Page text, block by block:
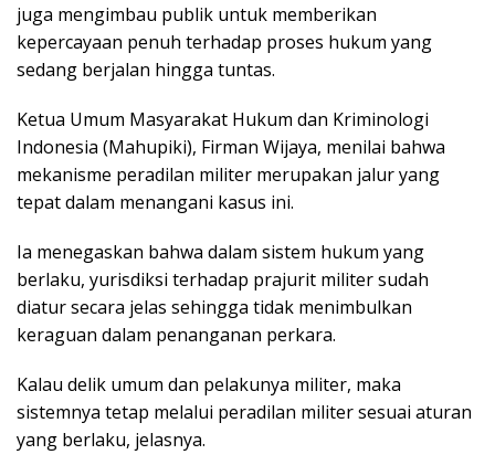
juga mengimbau publik untuk memberikan
kepercayaan penuh terhadap proses hukum yang
sedang berjalan hingga tuntas.
Ketua Umum Masyarakat Hukum dan Kriminologi
Indonesia (Mahupiki), Firman Wijaya, menilai bahwa
mekanisme peradilan militer merupakan jalur yang
tepat dalam menangani kasus ini.
Ia menegaskan bahwa dalam sistem hukum yang
berlaku, yurisdiksi terhadap prajurit militer sudah
diatur secara jelas sehingga tidak menimbulkan
keraguan dalam penanganan perkara.
Kalau delik umum dan pelakunya militer, maka
sistemnya tetap melalui peradilan militer sesuai aturan
yang berlaku, jelasnya.